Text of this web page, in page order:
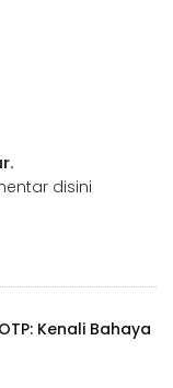
disini
Kenali Bahaya